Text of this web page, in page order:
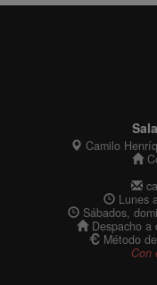
Camilo
Lunes
Sábados,
Despacho a
Método
Con